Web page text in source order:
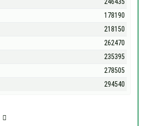
178190
218150
262470
235395
278505
294540